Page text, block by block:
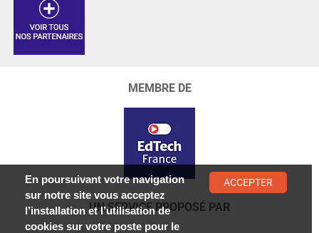
MEMBRE DE
UN SERVICE PROPOSÉ PAR
En poursuivant votre navigation
sur notre site vous acceptez
l’installation et l’utilisation de
cookies sur votre poste pour le
ACCEPTER